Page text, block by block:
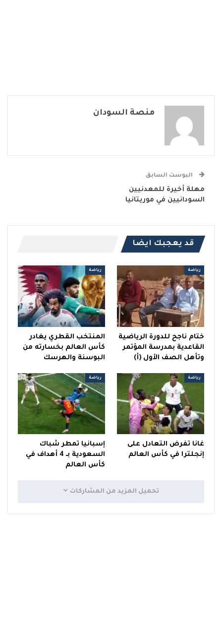
منصة السودان
البوست السابق
مهلة أخيرة للمعدنيين
السودانيين في موريتانيا
قد يعجبك ايضا
رياضة
ختام ناجح للدورة الرياضية
القاعدية بمدرسة المؤتمر
وتأهل الصف الأول (أ)
رياضة
المنتخب القطري يغادر
كأس العالم بخسارته من
البوسنة والهرسك
رياضة
غانا تفرض التعادل على
إنجلترا في كأس العالم
رياضة
إسبانيا تمطر شباك
السعودية بـ 4 أهداف في
كأس العالم
تحميل المزيد من المشاركات